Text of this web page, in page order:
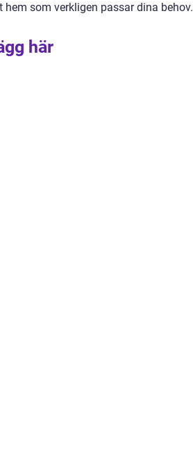
som verkligen passar dina behov.
här